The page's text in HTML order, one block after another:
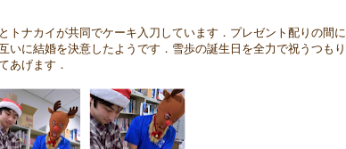
トナカイが共同でケーキ入刀しています．プレゼント配りの間に
いに結婚を決意したようです．雪歩の誕生日を全力で祝うつもり
あげます．